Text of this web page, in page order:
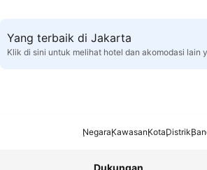
Yang terbaik di Jakarta
Klik di sini untuk melihat hotel dan akomodasi
NegaraKawasanKotaDistrik
Dukungan